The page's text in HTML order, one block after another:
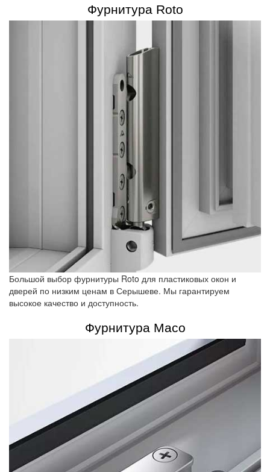
Фурнитура Roto
Большой выбор фурнитуры Roto для пластиковых окон и
дверей по низким ценам в Серышеве. Мы гарантируем
высокое качество и доступность.
Фурнитура Maco